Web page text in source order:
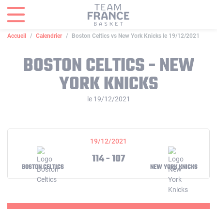
Accueil Calendrier Boston Celtics vs New York Knicks le 19/12/2021
BOSTON CELTICS - NEW
YORK KNICKS
le 19/12/2021
19/12/2021
BOSTON CELTICS
114 - 107
NEW YORK KNICKS
Panneau de gestion des cookies